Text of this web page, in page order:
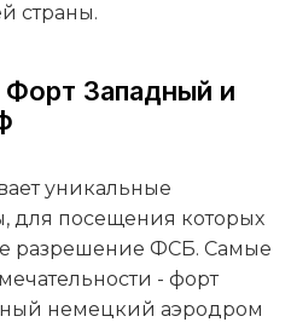
страны.
Форт Западный и
уникальные
для посещения которых
разрешение ФСБ. Самые
- форт
немецкий аэродром